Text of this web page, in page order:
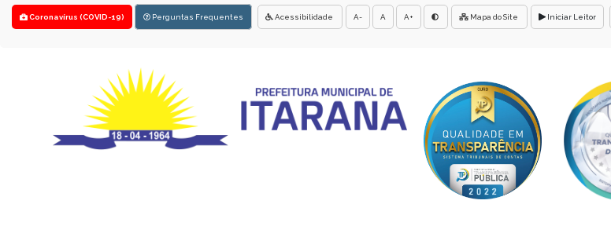
Coronavírus (COVID-19) Perguntas Frequentes Acessibilidade A- A A+ Mapa do Site Iniciar Leitor